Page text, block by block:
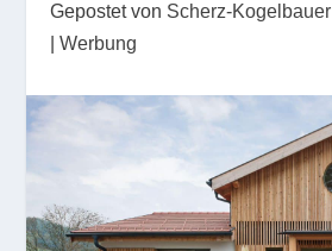
Gepostet von Scherz-Kogelbauer
|Werbung